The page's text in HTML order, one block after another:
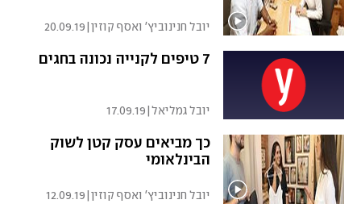
יובל חנינוביץ' ואסף קוזין|
20.09.19
7 טיפים לקנייה נכונה בחגים
יובל גמליאל|
17.09.19
כך מביאים עסק קטן לשוק
הבינלאומי
יובל חנינוביץ' ואסף קוזין|
12.09.19